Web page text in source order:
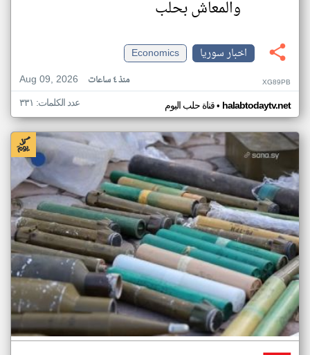
والمعاش بحلب
اخبار سوريا
Economics
Aug 09, 2026
منذ ٤ ساعات XG89PB
قناة حلب اليوم• halabtodaytv.net عدد الكلمات: ٣٣١